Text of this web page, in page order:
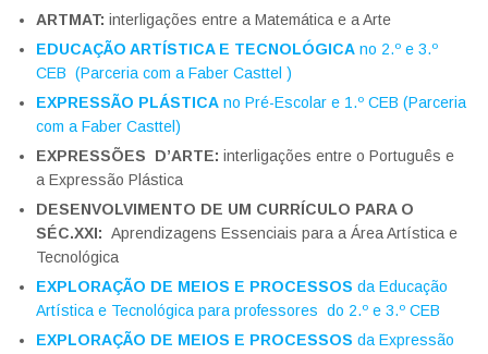
ARTMAT: interligações entre a Matemática e a Arte
EDUCAÇÃO ARTÍSTICA E TECNOLÓGICA no 2.º e 3.º
CEB (Parceria com a Faber Casttel )
EXPRESSÃO PLÁSTICA no Pré-Escolar e 1.º CEB (Parceria
com a Faber Casttel)
EXPRESSÕES D’ARTE: interligações entre o Português e
a Expressão Plástica
DESENVOLVIMENTO DE UM CURRÍCULO PARA O
SÉC.XXI: Aprendizagens Essenciais para a Área Artística e
Tecnológica
EXPLORAÇÃO DE MEIOS E PROCESSOS da Educação
Artística e Tecnológica para professores do 2.º e 3.º CEB
EXPLORAÇÃO DE MEIOS E PROCESSOS da Expressão